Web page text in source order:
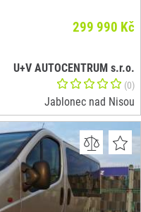
299 990 Kč
U+V AUTOCENTRUM s.r.o.
(0)
Jablonec nad Nisou